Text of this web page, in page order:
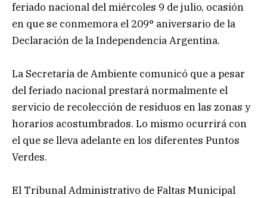
feriado nacional del miércoles 9 de julio, ocasión
en que se conmemora el 209° aniversario de la
Declaración de la Independencia Argentina.
La Secretaría de Ambiente comunicó que a pesar
del feriado nacional prestará normalmente el
servicio de recolección de residuos en las zonas y
horarios acostumbrados. Lo mismo ocurrirá con
el que se lleva adelante en los diferentes Puntos
Verdes.
El Tribunal Administrativo de Faltas Municipal